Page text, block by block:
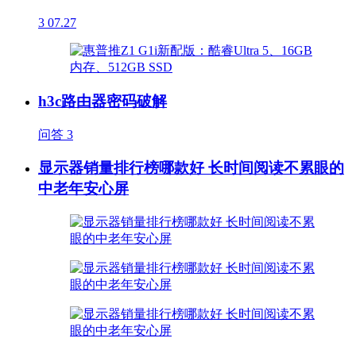
3 07.27
h3c路由器密码破解
问答 3
显示器销量排行榜哪款好 长时间阅读不累眼的
中老年安心屏